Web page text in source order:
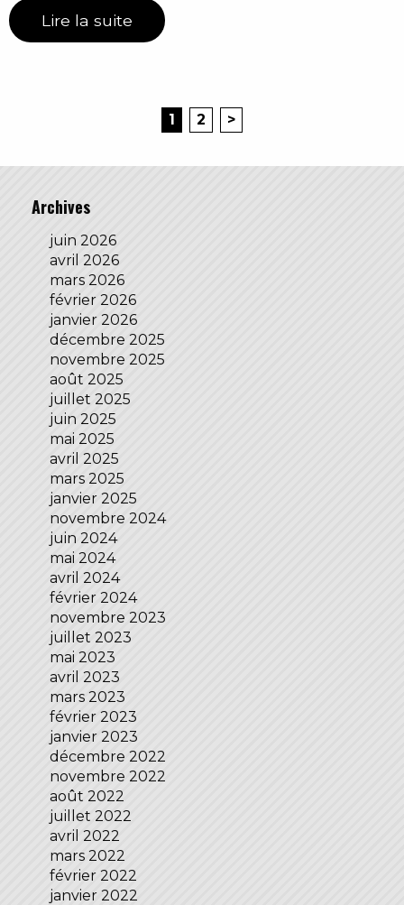
Lire la suite
1 2 >
Archives
juin 2026
avril 2026
mars 2026
février 2026
janvier 2026
décembre 2025
novembre 2025
août 2025
juillet 2025
juin 2025
mai 2025
avril 2025
mars 2025
janvier 2025
novembre 2024
juin 2024
mai 2024
avril 2024
février 2024
novembre 2023
juillet 2023
mai 2023
avril 2023
mars 2023
février 2023
janvier 2023
décembre 2022
novembre 2022
août 2022
juillet 2022
avril 2022
mars 2022
février 2022
janvier 2022